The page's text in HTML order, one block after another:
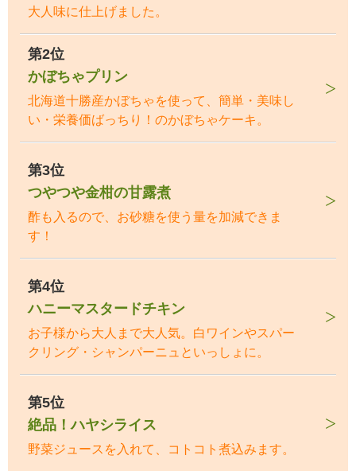
大人味に仕上げました。
第2位
かぼちゃプリン
北海道十勝産かぼちゃを使って、簡単・美味し
い・栄養価ばっちり！のかぼちゃケーキ。
第3位
つやつや金柑の甘露煮
酢も入るので、お砂糖を使う量を加減できま
す！
第4位
ハニーマスタードチキン
お子様から大人まで大人気。白ワインやスパー
クリング・シャンパーニュといっしょに。
第5位
絶品！ハヤシライス
野菜ジュースを入れて、コトコト煮込みます。